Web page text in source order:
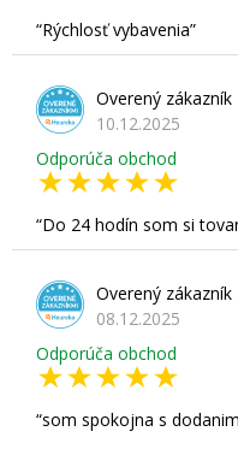
Rýchlosť vybavenia
Overený zákazník
10.12.2025
Odporúča obchod
Do 24 hodín som si
Overený zákazník
08.12.2025
Odporúča obchod
som spokojna s